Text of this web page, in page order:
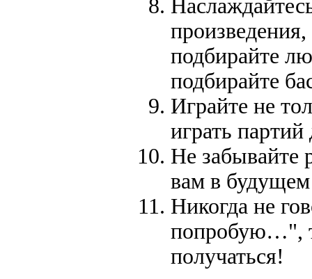
подбирайте
подбирайте
Играйте не
играть
Не забывайте
вам в
Никогда не
попробую…",
получаться!